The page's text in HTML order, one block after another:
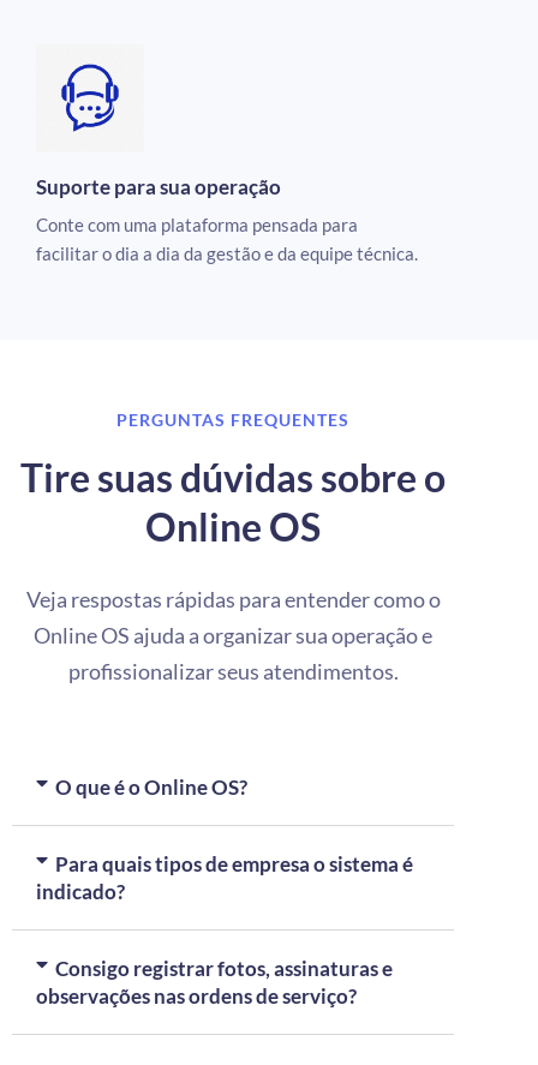
Suporte para sua operação
Conte com uma plataforma pensada para
facilitar o dia a dia da gestão e da equipe técnica.
PERGUNTAS FREQUENTES
Tire suas dúvidas sobre o
Online OS
Veja respostas rápidas para entender como o
Online OS ajuda a organizar sua operação e
profissionalizar seus atendimentos.
O que é o Online OS?
Para quais tipos de empresa o sistema é
indicado?
Consigo registrar fotos, assinaturas e
observações nas ordens de serviço?